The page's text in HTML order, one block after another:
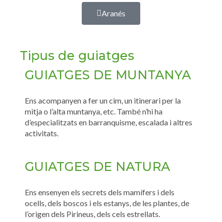
Aranés
Tipus de guiatges
GUIATGES DE MUNTANYA
Ens acompanyen a fer un cim, un itinerari per la
mitja o l’alta muntanya, etc. També n’hi ha
d’especialitzats en barranquisme, escalada i altres
activitats.
GUIATGES DE NATURA
Ens ensenyen els secrets dels mamífers i dels
ocells, dels boscos i els estanys, de les plantes, de
l’origen dels Pirineus, dels cels estrellats.